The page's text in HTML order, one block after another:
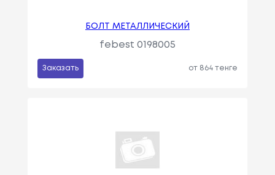
БОЛТ МЕТАЛЛИЧЕСКИЙ
febest 0198005
Заказать от 864 тенге